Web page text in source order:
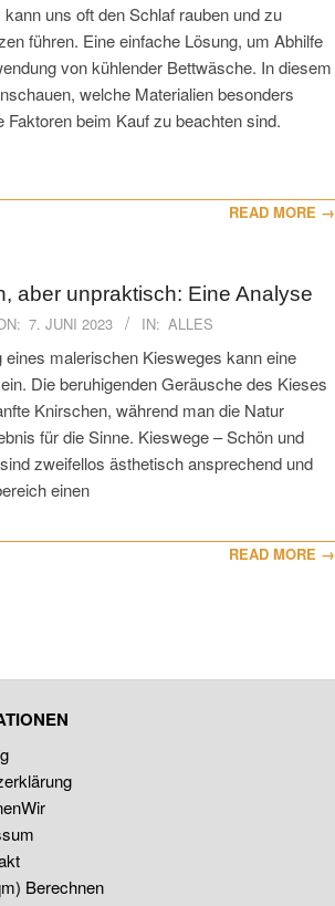
uns oft den Schlaf rauben und zu
führen. Eine einfache Lösung, um Abhilfe
von kühlender Bettwäsche. In diesem
welche Materialien besonders
Faktoren beim Kauf zu beachten sind.
READ MORE →
aber unpraktisch: Eine Analyse
7. JUNI 2023 IN: ALLES
eines malerischen Kiesweges kann eine
Die beruhigenden Geräusche des Kieses
Knirschen, während man die Natur
für die Sinne. Kieswege – Schön und
zweifellos ästhetisch ansprechend und
einen
READ MORE →
Berechnen